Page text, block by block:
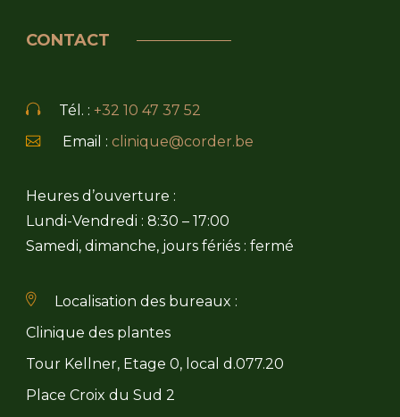
CONTACT
Tél. : +32 10 47 37 52
Email : clinique@corder.be
Heures d’ouverture :
Lundi-Vendredi : 8:30 – 17:00
Samedi, dimanche, jours fériés : fermé
Localisation des bureaux :
Clinique des plantes
Tour Kellner, Etage 0, local d.077.20
Place Croix du Sud 2